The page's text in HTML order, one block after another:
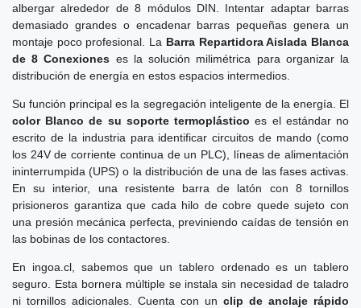
albergar alrededor de 8 módulos DIN. Intentar adaptar barras
demasiado grandes o encadenar barras pequeñas genera un
montaje poco profesional. La Barra Repartidora Aislada Blanca
de 8 Conexiones es la solución milimétrica para organizar la
distribución de energía en estos espacios intermedios.
Su función principal es la segregación inteligente de la energía. El
color Blanco de su soporte termoplástico es el estándar no
escrito de la industria para identificar circuitos de mando (como
los 24V de corriente continua de un PLC), líneas de alimentación
ininterrumpida (UPS) o la distribución de una de las fases activas.
En su interior, una resistente barra de latón con 8 tornillos
prisioneros garantiza que cada hilo de cobre quede sujeto con
una presión mecánica perfecta, previniendo caídas de tensión en
las bobinas de los contactores.
En ingoa.cl, sabemos que un tablero ordenado es un tablero
seguro. Esta bornera múltiple se instala sin necesidad de taladro
ni tornillos adicionales. Cuenta con un clip de anclaje rápido